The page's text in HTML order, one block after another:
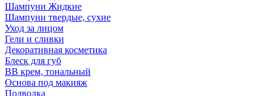
Шампуни Жидкие
Шампуни твердые, сухие
Уход за лицом
Гели и сливки
Декоративная косметика
Блеск для губ
ВВ крем, тональный
Основа под макияж
Подводка